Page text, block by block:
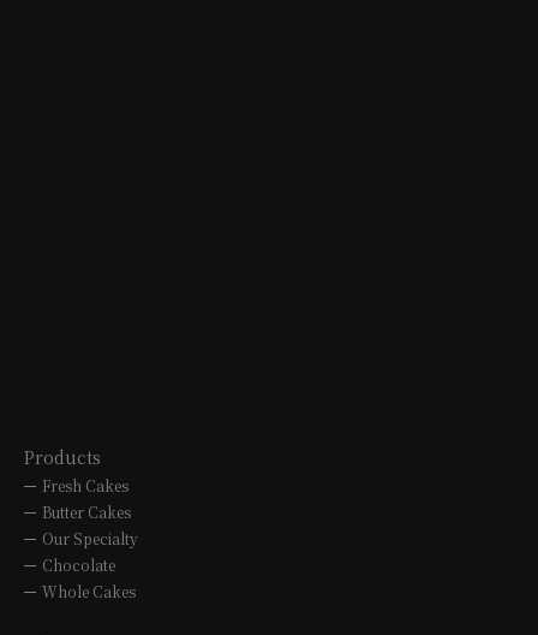
Products
Fresh Cakes
Butter Cakes
Our Specialty
Chocolate
Whole Cakes